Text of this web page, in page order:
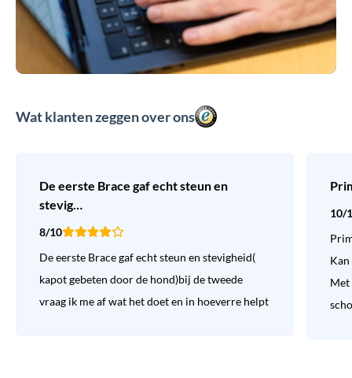
Wat klanten zeggen over ons
De eerste Brace gaf echt steun en
stevig…
8/10
De eerste Brace gaf echt steun en stevigheid(
kapot gebeten door de hond)bij de tweede
vraag ik me af wat het doet en in hoeverre helpt
10/
Met